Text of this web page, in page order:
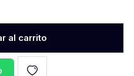
al carrito